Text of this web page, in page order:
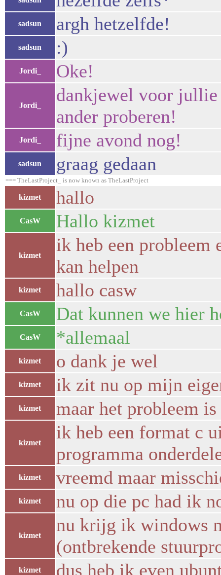
sadsun argh hetzelfde!
sadsun :)
Jordi_ Oke!
Jordi_
dankjewel voor
ander proberen!
Jordi_ fijne avond nog!
sadsun graag gedaan
=== TheLastProject_ is now known as TheLastProject
kizmet hallo
CasW Hallo kizmet
kizmet
ik heb een probleem
kan helpen
kizmet hallo casw
CasW Dat kunnen we hier
CasW *allemaal
kizmet o dank je wel
kizmet ik zit nu op mijn
kizmet maar het probleem
kizmet
ik heb een format c
programma
kizmet vreemd maar
kizmet nu op die pc had ik
kizmet
nu krijg ik windows
(ontbrekende
kizmet dus heb ik even